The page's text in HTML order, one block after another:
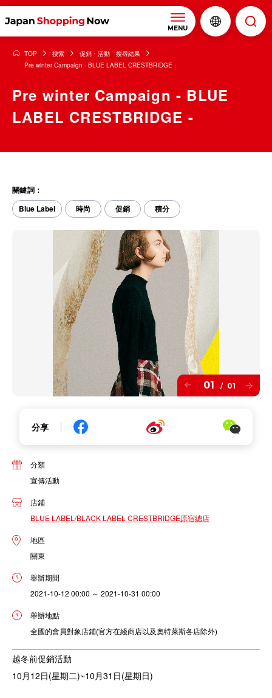
MENU
TOP 搜索
促銷・活動 搜尋結果
Pre winter Campaign - BLUE LABEL CRESTBRIDGE -
Pre winter Campaign - BLUE
LABEL CRESTBRIDGE -
關鍵詞：
Blue Label
時尚 促銷 積分
01 / 01
分享
分類
宣傳活動
店鋪
BLUE LABEL/BLACK LABEL CRESTBRIDGE原宿總店
地區
關東
舉辦期間
2021-10-12 00:00 ～ 2021-10-31 00:00
舉辦地點
全國的會員對象店鋪(官方在綫商店以及奧特萊斯各店除外)
越冬前促銷活動
10月12日(星期二)~10月31日(星期日)